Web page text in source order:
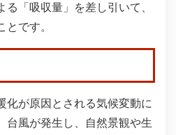
「吸収量」を差し引いて、
です。​
が原因とされる気候変動に
台風が発生し、自然景観や生